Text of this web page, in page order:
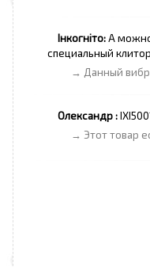
Інкогніто:А
специальный
→ Данный
Олександр :
→ Этот товар